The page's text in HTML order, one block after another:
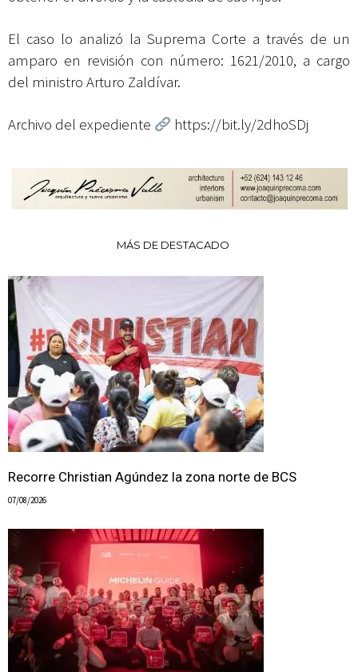
El caso lo analizó la Suprema Corte a través de un
amparo en revisión con número: 1621/2010, a cargo
del ministro Arturo Zaldívar.
Archivo del expediente https://bit.ly/2dhoSDj
MÁS DE DESTACADO
Recorre Christian Agúndez la zona norte de BCS
07/08/2026